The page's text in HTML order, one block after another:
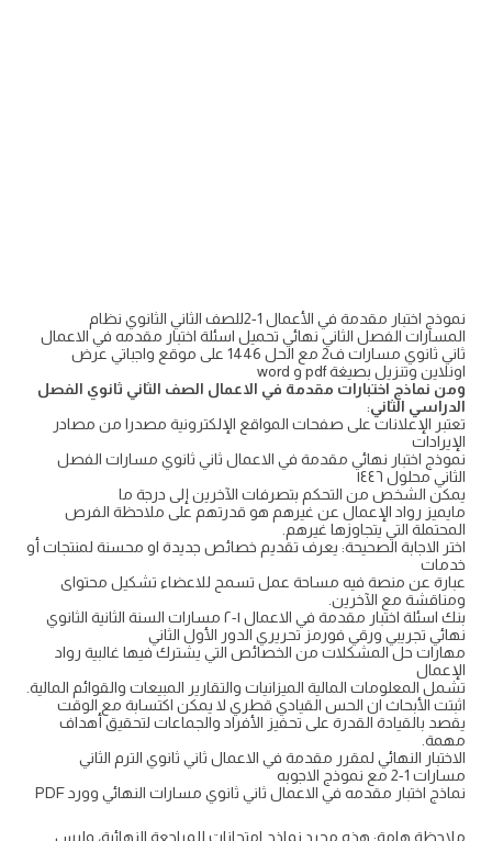
نموذج اختبار مقدمة في الأعمال 1-2للصف الثاني الثانوي نظام
المسارات الفصل الثاني نهائي تحميل اسئلة اختبار مقدمه في الاعمال
ثاني ثانوي مسارات ف2 مع الحل 1446 على موقع واجباتي عرض
اونلاين وتنزيل بصيغة pdf و word
ومن نماذج اختبارات مقدمة في الاعمال الصف الثاني ثانوي الفصل
الدراسي الثاني:
تعتبر الإعلانات على صفحات المواقع الإلكترونية مصدرا من مصادر
الإيرادات
نموذج اختبار نهائي مقدمة في الاعمال ثاني ثانوي مسارات الفصل
الثاني محلول ١٤٤٦
يمكن الشخص من التحكم بتصرفات الآخرين إلى درجة ما
مايميز رواد الإعمال عن غيرهم هو قدرتهم على ملاحظة الفرص
المحتملة التي يتجاوزها غيرهم.
اختر الاجابة الصحيحة: يعرف تقديم خصائص جديدة او محسنة لمنتجات أو
خدمات
عبارة عن منصة فيه مساحة عمل تسمح للاعضاء تشكيل محتواى
ومناقشة مع الآخرين.
بنك اسئلة اختبار مقدمة في الاعمال ١-٢ مسارات السنة الثانية الثانوي
نهائي تجريبي ورقي فورمز تحريري الدور الأول الثاني
مهارات حل المشكلات من الخصائص التي يشترك فيها غالبية رواد
الإعمال
تشمل المعلومات المالية الميزانيات والتقارير المبيعات والقوائم المالية.
اثبتت الأبحاث ان الحس القيادي قطري لا يمكن اكتسابة مع الوقت
يقصد بالقيادة القدرة على تحفيز الأفراد والجماعات لتحقيق أهداف
مهمة.
الاختبار النهائي لمقرر مقدمة في الاعمال ثاني ثانوي الترم الثاني
مسارات 1-2 مع نموذج الاجوبه
نماذج اختبار مقدمه في الاعمال ثاني ثانوي مسارات النهائي وورد PDF
ملاحظة هامة: هذه مجرد نماذج امتحانات للمراجعة النهائية، وليس